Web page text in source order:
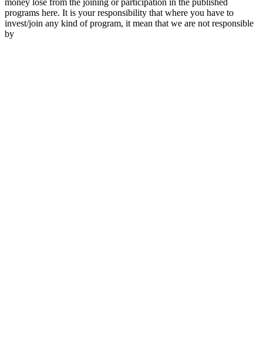
programs here. It is your responsibility that where you have to
invest/join any kind of program, it mean that we are not responsible
by